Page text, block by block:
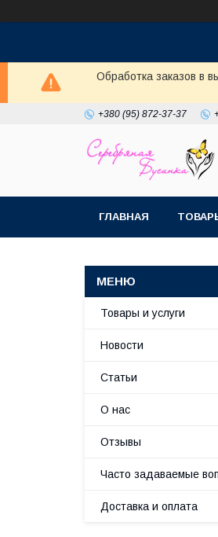
Обработка заказов в
+380 (95) 872-37-37
ГЛАВНАЯ
Товары и услуги
Новости
Статьи
О нас
Отзывы
Часто задаваемые
Доставка и оплата